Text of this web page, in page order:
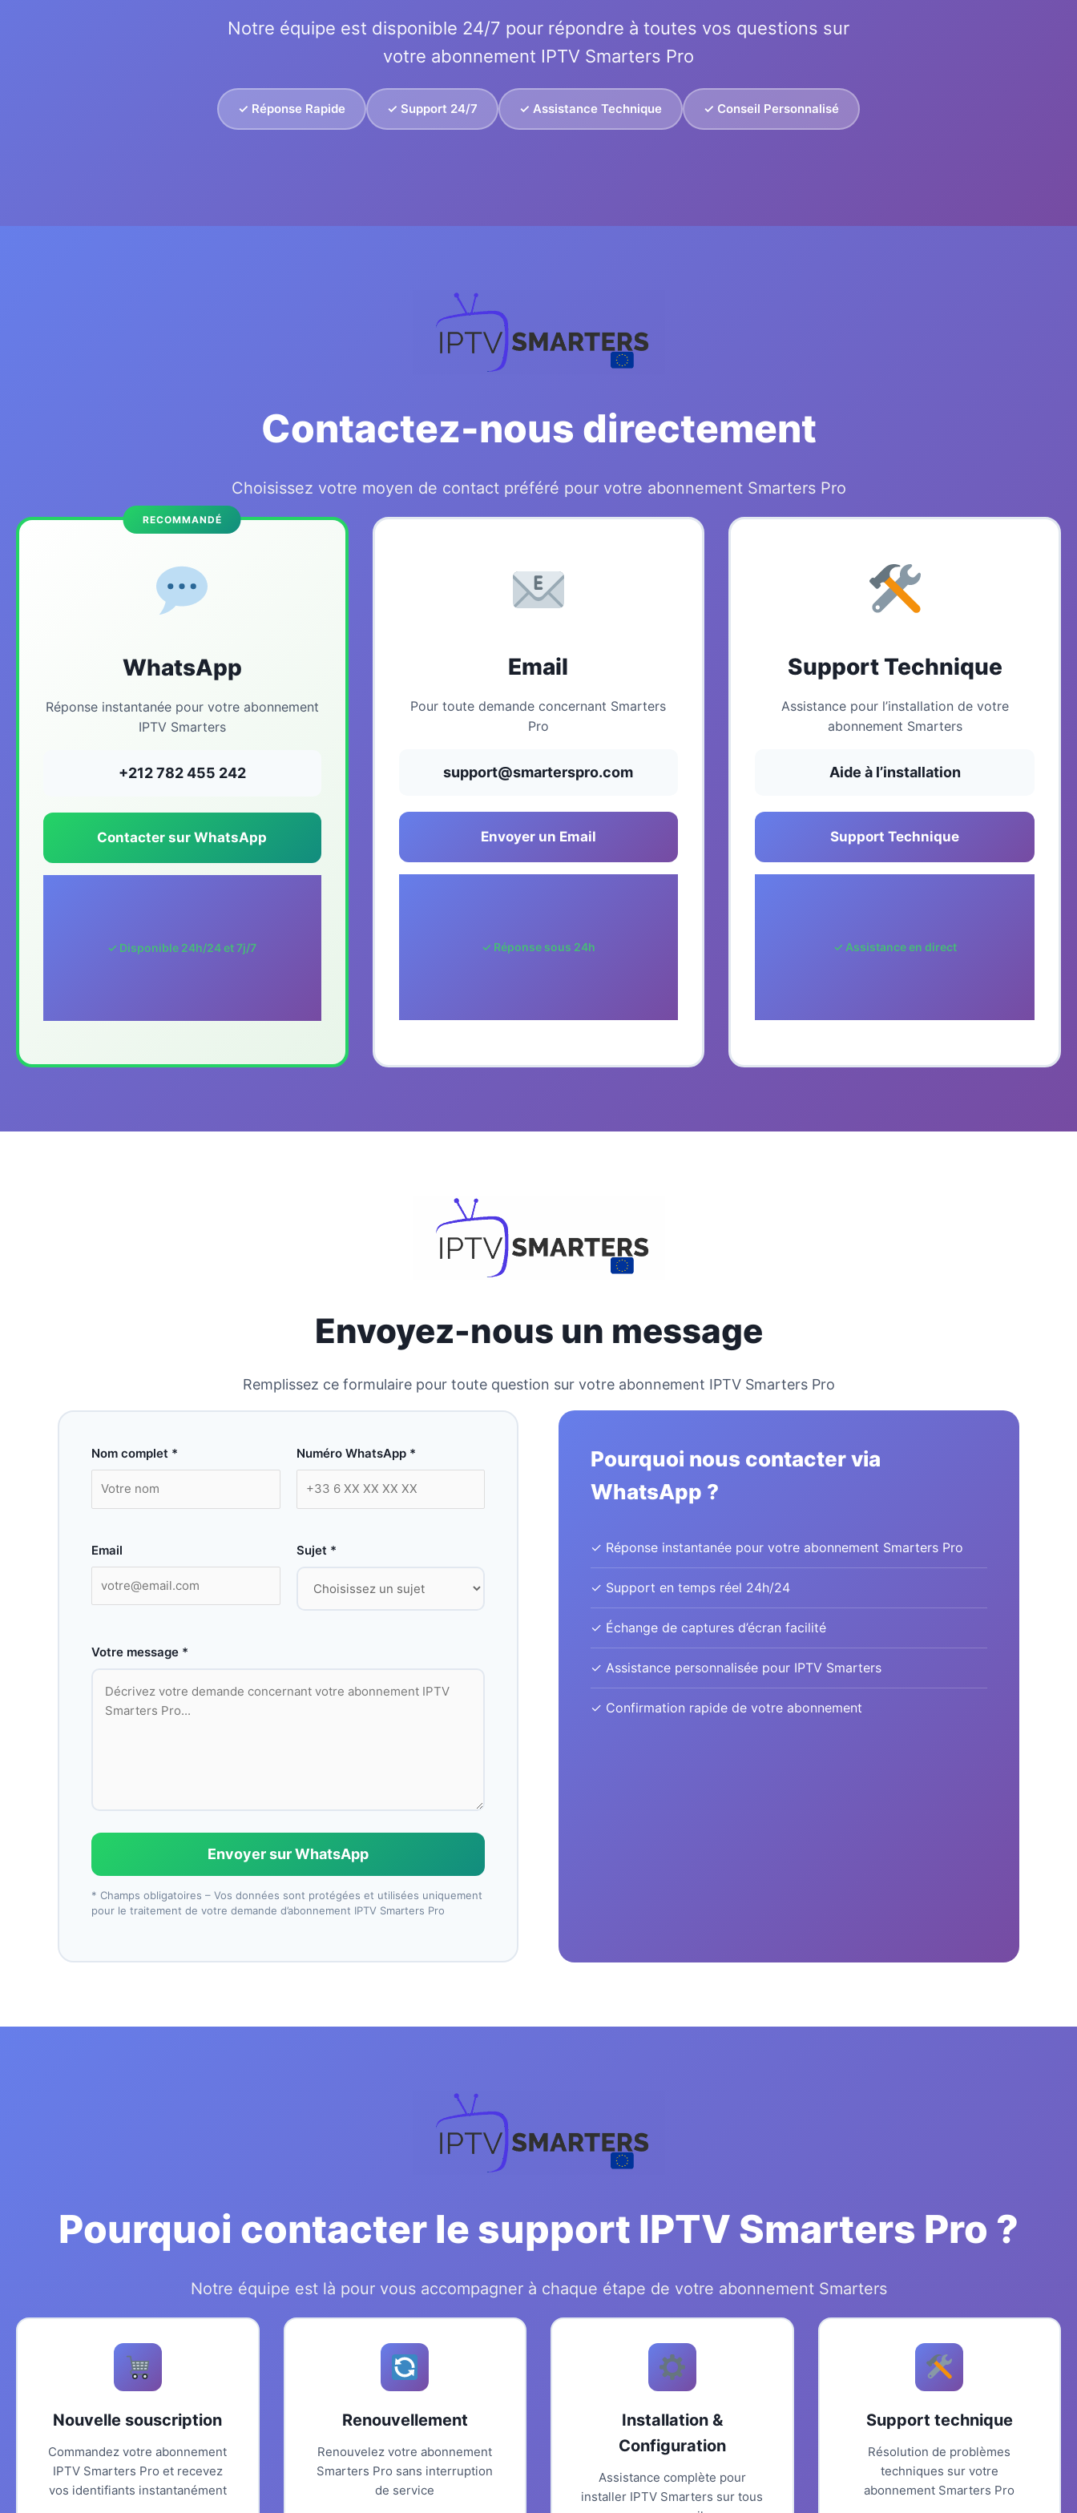
Notre équipe est disponible 24/7 pour répondre à toutes vos questions sur
votre abonnement IPTV Smarters Pro
✓ Réponse Rapide ✓ Support 24/7 ✓ Assistance Technique ✓ Conseil Personnalisé
Contactez-nous directement
Choisissez votre moyen de contact préféré pour votre abonnement Smarters Pro
RECOMMANDÉ
WhatsApp
Réponse instantanée pour votre abonnement
IPTV Smarters
+212 782 455 242
Contacter sur WhatsApp
✓ Disponible 24h/24 et 7j/7
Email
Pour toute demande concernant Smarters
Pro
support@smarterspro.com
Envoyer un Email
✓ Réponse sous 24h
Support Technique
Assistance pour l’installation de votre
abonnement Smarters
Aide à l’installation
Support Technique
✓ Assistance en direct
Envoyez-nous un message
Remplissez ce formulaire pour toute question sur votre abonnement IPTV Smarters Pro
Nom complet * Numéro WhatsApp *
Email Sujet *
Votre message *
Envoyer sur WhatsApp
* Champs obligatoires – Vos données sont protégées et utilisées uniquement
pour le traitement de votre demande d’abonnement IPTV Smarters Pro
Pourquoi nous contacter via
WhatsApp ?
✓ Réponse instantanée pour votre abonnement Smarters Pro
✓ Support en temps réel 24h/24
✓ Échange de captures d’écran facilité
✓ Assistance personnalisée pour IPTV Smarters
✓ Confirmation rapide de votre abonnement
Pourquoi contacter le support IPTV Smarters Pro ?
Notre équipe est là pour vous accompagner à chaque étape de votre abonnement Smarters
Nouvelle souscription
Commandez votre abonnement
IPTV Smarters Pro et recevez
vos identifiants instantanément
Renouvellement
Renouvelez votre abonnement
Smarters Pro sans interruption
de service
Installation &
Configuration
Assistance complète pour
installer IPTV Smarters sur tous
Support technique
Résolution de problèmes
techniques sur votre
abonnement Smarters Pro